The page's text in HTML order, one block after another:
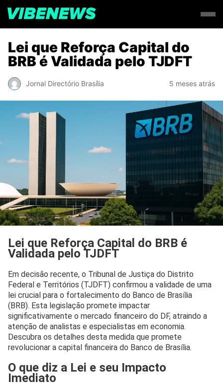
Lei que Reforça Capital do
BRB é Validada pelo TJDFT
Jornal Directório Brasília 5 meses atrás
Lei que Reforça Capital do BRB é
Validada pelo TJDFT
Em decisão recente, o Tribunal de Justiça do Distrito
Federal e Territórios (TJDFT) confirmou a validade de uma
lei crucial para o fortalecimento do Banco de Brasília
(BRB). Esta legislação promete impactar
significativamente o mercado financeiro do DF, atraindo a
atenção de analistas e especialistas em economia.
Descubra os detalhes desta medida que promete
revolucionar a capital financeira do Banco de Brasília.
O que diz a Lei e seu Impacto
Imediato